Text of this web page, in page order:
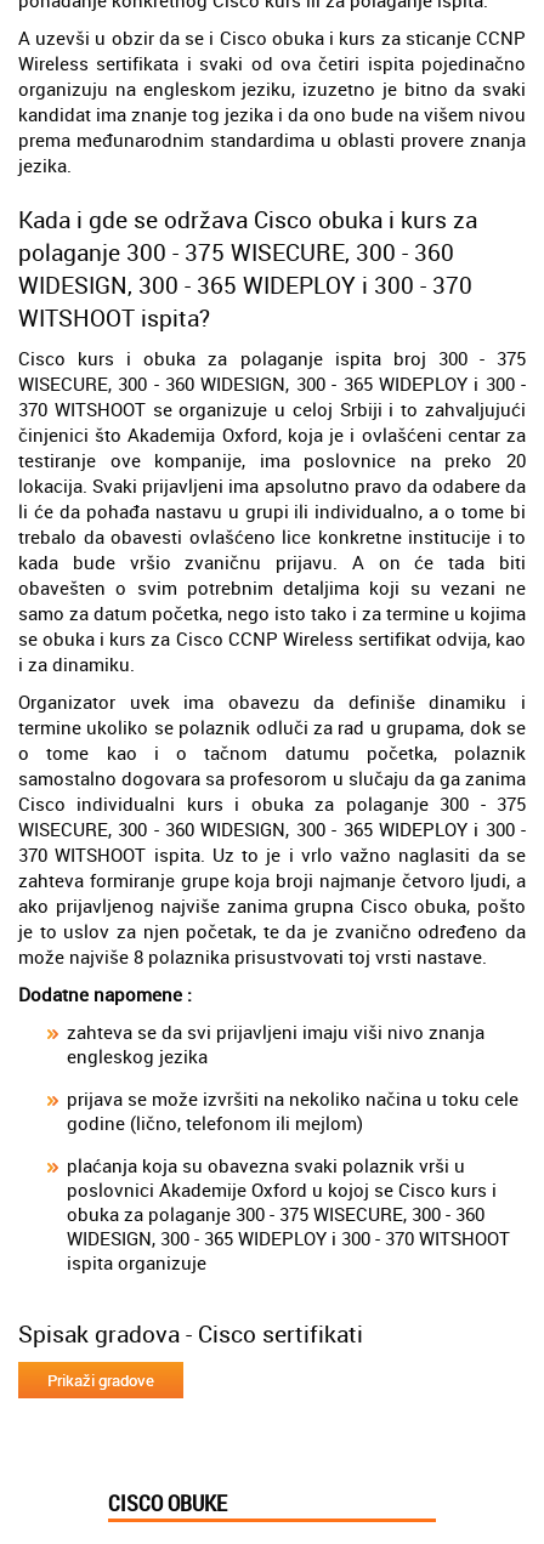
A uzevši u obzir da se i Cisco obuka i kurs za sticanje CCNP
Wireless sertifikata i svaki od ova četiri ispita pojedinačno
organizuju na engleskom jeziku, izuzetno je bitno da svaki
kandidat ima znanje tog jezika i da ono bude na višem nivou
prema međunarodnim standardima u oblasti provere znanja
jezika.
Kada i gde se održava Cisco obuka i kurs za
polaganje 300 - 375 WISECURE, 300 - 360
WIDESIGN, 300 - 365 WIDEPLOY i 300 - 370
WITSHOOT ispita?
Cisco kurs i obuka za polaganje ispita broj 300 - 375
WISECURE, 300 - 360 WIDESIGN, 300 - 365 WIDEPLOY i 300 -
370 WITSHOOT se organizuje u celoj Srbiji i to zahvaljujući
činjenici što Akademija Oxford, koja je i ovlašćeni centar za
testiranje ove kompanije, ima poslovnice na preko 20
lokacija. Svaki prijavljeni ima apsolutno pravo da odabere da
li će da pohađa nastavu u grupi ili individualno, a o tome bi
trebalo da obavesti ovlašćeno lice konkretne institucije i to
kada bude vršio zvaničnu prijavu. A on će tada biti
obavešten o svim potrebnim detaljima koji su vezani ne
samo za datum početka, nego isto tako i za termine u kojima
se obuka i kurs za Cisco CCNP Wireless sertifikat odvija, kao
i za dinamiku.
Organizator uvek ima obavezu da definiše dinamiku i
termine ukoliko se polaznik odluči za rad u grupama, dok se
o tome kao i o tačnom datumu početka, polaznik
samostalno dogovara sa profesorom u slučaju da ga zanima
Cisco individualni kurs i obuka za polaganje 300 - 375
WISECURE, 300 - 360 WIDESIGN, 300 - 365 WIDEPLOY i 300 -
370 WITSHOOT ispita. Uz to je i vrlo važno naglasiti da se
zahteva formiranje grupe koja broji najmanje četvoro ljudi, a
ako prijavljenog najviše zanima grupna Cisco obuka, pošto
je to uslov za njen početak, te da je zvanično određeno da
može najviše 8 polaznika prisustvovati toj vrsti nastave.
Dodatne napomene :
zahteva se da svi prijavljeni imaju viši nivo znanja
engleskog jezika
prijava se može izvršiti na nekoliko načina u toku cele
godine (lično, telefonom ili mejlom)
plaćanja koja su obavezna svaki polaznik vrši u
poslovnici Akademije Oxford u kojoj se Cisco kurs i
obuka za polaganje 300 - 375 WISECURE, 300 - 360
WIDESIGN, 300 - 365 WIDEPLOY i 300 - 370 WITSHOOT
ispita organizuje
Spisak gradova - Cisco sertifikati
CISCO OBUKE